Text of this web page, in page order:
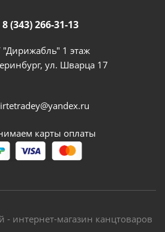
8 (343) 266-31-13
"Дирижабль" 1 этаж
ул. Шварца 17
карты оплаты
- интернет-магазин канцтоваров